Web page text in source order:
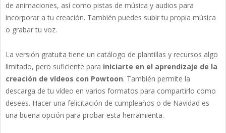
de animaciones, así como pistas de música y audios para
incorporar a tu creación. También puedes subir tu propia música
o grabar tu voz.
La versión gratuita tiene un catálogo de plantillas y recursos algo
limitado, pero suficiente para iniciarte en el aprendizaje de la
creación de vídeos con Powtoon. También permite la
descarga de tu vídeo en varios formatos para compartirlo como
desees. Hacer una felicitación de cumpleaños o de Navidad es
una buena opción para probar esta herramienta.